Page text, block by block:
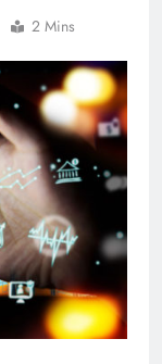
2 Mins